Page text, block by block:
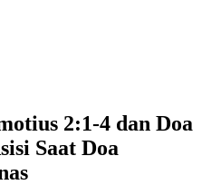
2:1-4 dan Doa
Saat Doa